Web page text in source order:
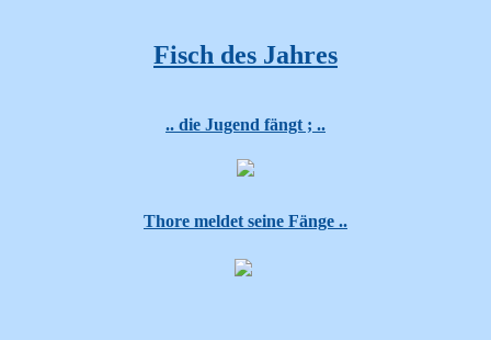
Fisch des Jahres
.. die Jugend fängt ; ..
Thore meldet seine Fänge ..